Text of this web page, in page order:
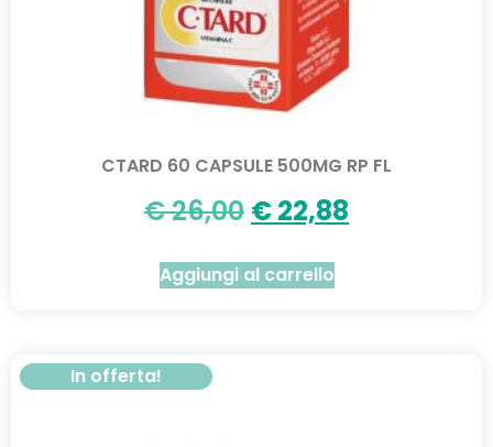
CTARD 60 CAPSULE 500MG RP FL
€26,00 €22,88
Aggiungi al carrello
In offerta!